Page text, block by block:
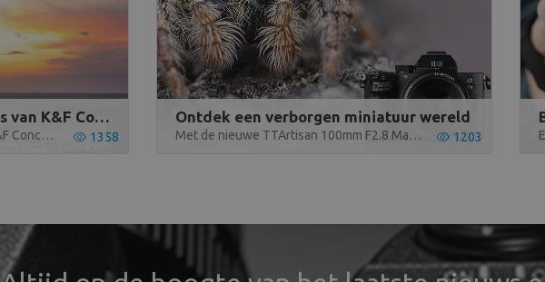
Maak kennis met de filters van K&F Concept
Maak kennis met de filters van K&F Concep. K&F Concept biedt verschillende soorten filters aan. In deze blog zullen we hier dieper op in gaan. 1358
Ontdek een verborgen miniatuur wereld
Met de nieuwe TTArtisan 100mm F2.8 Macro 2X Tilt & Shift lens heb je de kans om op een nieuwe manier de miniatuur wereld te ontdekken. 1203